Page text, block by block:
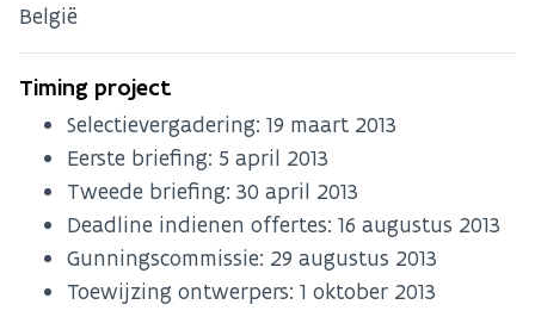
België
Timing project
Selectievergadering: 19 maart 2013
Eerste briefing: 5 april 2013
Tweede briefing: 30 april 2013
Deadline indienen offertes: 16 augustus 2013
Gunningscommissie: 29 augustus 2013
Toewijzing ontwerpers: 1 oktober 2013